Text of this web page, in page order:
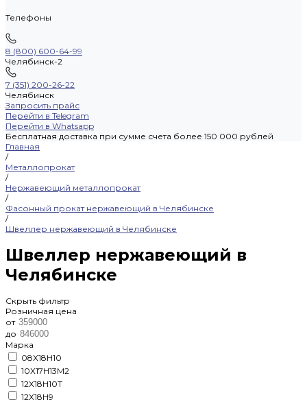
Телефоны
8 (800) 600-64-99
Челябинск-2
7 (351) 200-26-22
Челябинск
Запросить прайс
Перейти в Telegram
Перейти в Whatsapp
Бесплатная доставка при сумме счета более 150 000 рублей
Главная
/
Металлопрокат
/
Нержавеющий металлопрокат
/
Фасонный прокат нержавеющий в Челябинске
/
Швеллер нержавеющий в Челябинске
Швеллер нержавеющий в
Челябинске
Скрыть фильтр
Розничная цена
от
до
Марка
08Х18Н10
10Х17Н13М2
12Х18Н10Т
12Х18Н9